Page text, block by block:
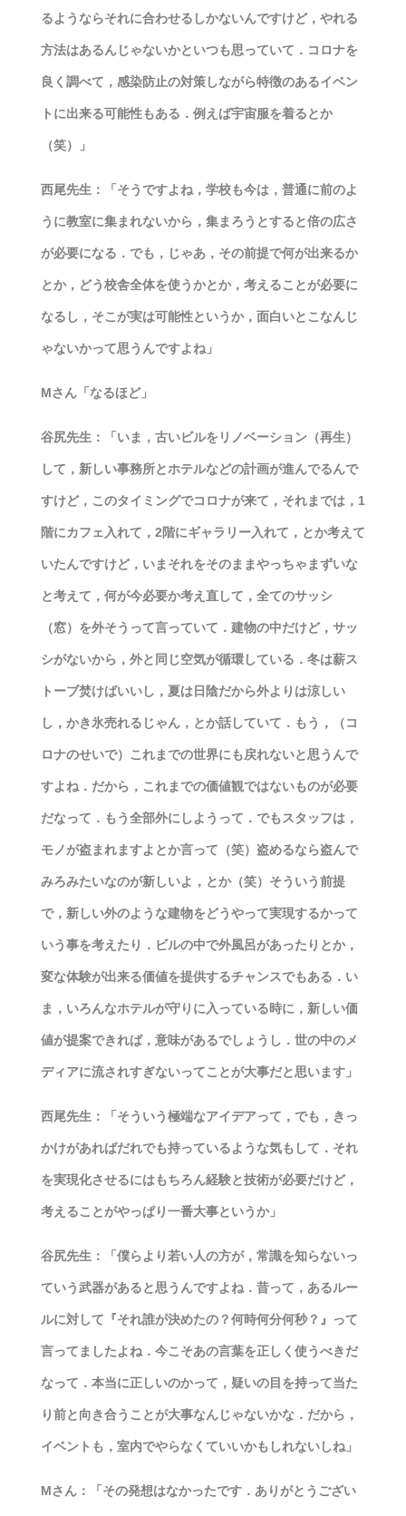
るようならそれに合わせるしかないんですけど，やれる
方法はあるんじゃないかといつも思っていて．コロナを
良く調べて，感染防止の対策しながら特徴のあるイベン
トに出来る可能性もある．例えば宇宙服を着るとか
（笑）」
西尾先生：「そうですよね，学校も今は，普通に前のよ
うに教室に集まれないから，集まろうとすると倍の広さ
が必要になる．でも，じゃあ，その前提で何が出来るか
とか，どう校舎全体を使うかとか，考えることが必要に
なるし，そこが実は可能性というか，面白いとこなんじ
ゃないかって思うんですよね」
Mさん「なるほど」
谷尻先生：「いま，古いビルをリノベーション（再生）
して，新しい事務所とホテルなどの計画が進んでるんで
すけど，このタイミングでコロナが来て，それまでは，1
階にカフェ入れて，2階にギャラリー入れて，とか考えて
いたんですけど，いまそれをそのままやっちゃまずいな
と考えて，何が今必要か考え直して，全てのサッシ
（窓）を外そうって言っていて．建物の中だけど，サッ
シがないから，外と同じ空気が循環している．冬は薪ス
トーブ焚けばいいし，夏は日陰だから外よりは涼しい
し，かき氷売れるじゃん，とか話していて．もう，（コ
ロナのせいで）これまでの世界にも戻れないと思うんで
すよね．だから，これまでの価値観ではないものが必要
だなって．もう全部外にしようって．でもスタッフは，
モノが盗まれますよとか言って（笑）盗めるなら盗んで
みろみたいなのが新しいよ，とか（笑）そういう前提
で，新しい外のような建物をどうやって実現するかって
いう事を考えたり．ビルの中で外風呂があったりとか，
変な体験が出来る価値を提供するチャンスでもある．い
ま，いろんなホテルが守りに入っている時に，新しい価
値が提案できれば，意味があるでしょうし．世の中のメ
ディアに流されすぎないってことが大事だと思います」
西尾先生：「そういう極端なアイデアって，でも，きっ
かけがあればだれでも持っているような気もして．それ
を実現化させるにはもちろん経験と技術が必要だけど，
考えることがやっぱり一番大事というか」
谷尻先生：「僕らより若い人の方が，常識を知らないっ
ていう武器があると思うんですよね．昔って，あるルー
ルに対して『それ誰が決めたの？何時何分何秒？』って
言ってましたよね．今こそあの言葉を正しく使うべきだ
なって．本当に正しいのかって，疑いの目を持って当た
り前と向き合うことが大事なんじゃないかな．だから，
イベントも，室内でやらなくていいかもしれないしね」
Mさん：「その発想はなかったです．ありがとうござい